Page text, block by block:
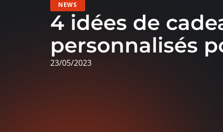
NEWS
4 idées de
personnalisés
23/05/2023